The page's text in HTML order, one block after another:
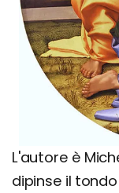
L'autore è
dipinse il